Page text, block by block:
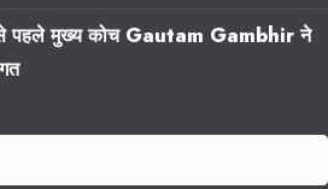
पहले मुख्य कोच Gautam Gambhir ने